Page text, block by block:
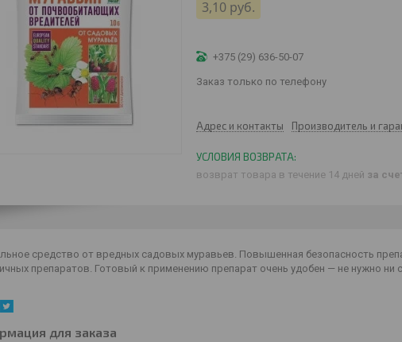
3,10 руб.
+375 (29) 636-50-07
Заказ только по телефону
Адрес и контакты Производитель и
возврат товара в течение 14 дней за
средство от вредных садовых муравьев. Повышенная безопасность
препаратов. Готовый к применению препарат очень удобен — не нужно ни
для заказа